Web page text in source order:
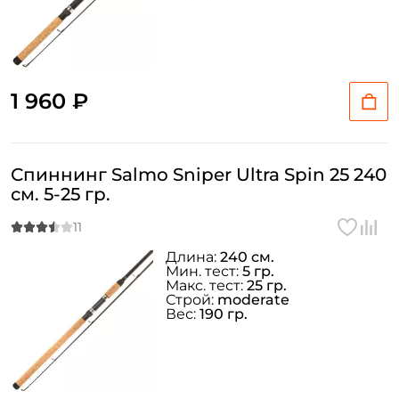
1 960 ₽
Спиннинг Salmo Sniper Ultra Spin 25 240
см. 5-25 гр.
Длина: 240 см.
Мин. тест: 5 гр.
Макс. тест: 25 гр.
Строй: moderate
Вес: 190 гр.